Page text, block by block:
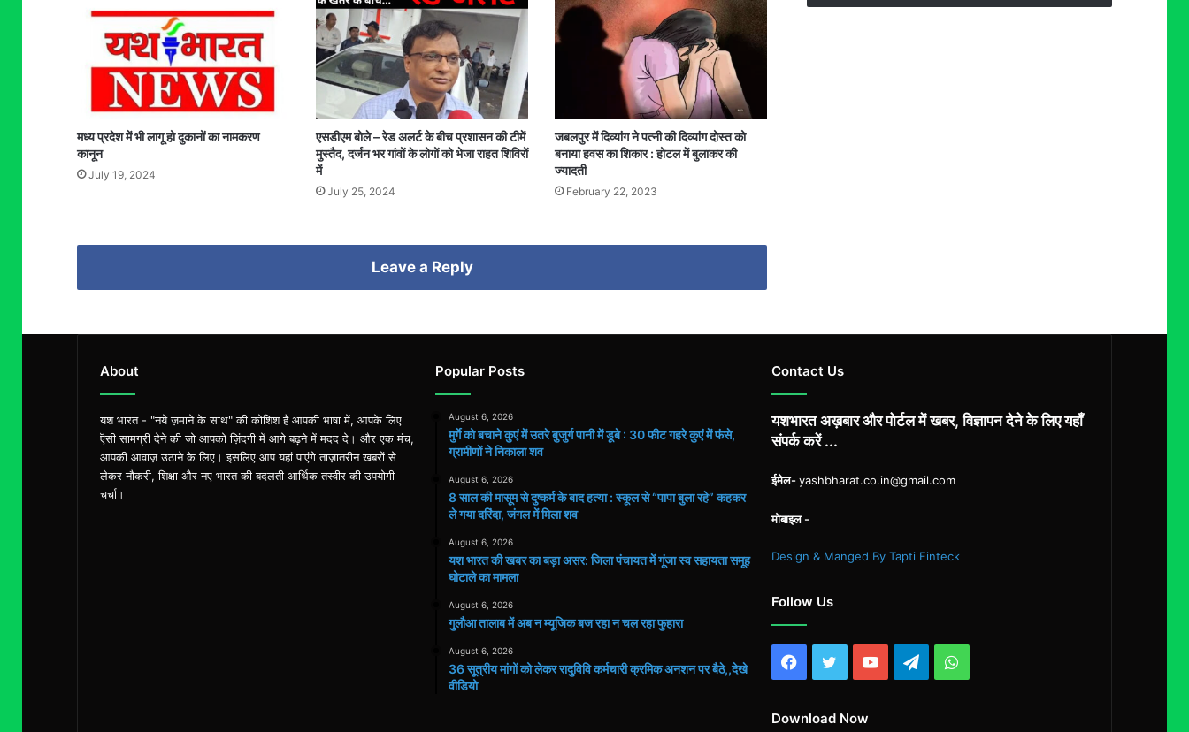
मध्य प्रदेश में भी लागू हो दुकानों का नामकरण
कानून
July 19, 2024
एसडीएम बोले – रेड अलर्ट के बीच प्रशासन की टीमें
मुस्तैद, दर्जन भर गांवों के लोगों को भेजा राहत शिविरों
में
July 25, 2024
जबलपुर में दिव्यांग ने पत्नी की दिव्यांग दोस्त को
बनाया हवस का शिकार : होटल में बुलाकर की
ज्यादती
February 22, 2023
Leave a Reply
About
यश भारत - "नये ज़माने के साथ" की कोशिश है आपकी भाषा में, आपके लिए
ऎसी सामग्री देने की जो आपको ज़िंदगी में आगे बढ़ने में मदद दे। और एक मंच,
आपकी आवाज़ उठाने के लिए। इसलिए आप यहां पाएंगे ताज़ातरीन खबरों से
लेकर नौकरी, शिक्षा और नए भारत की बदलती आर्थिक तस्वीर की उपयोगी
चर्चा।
Popular Posts
August 6, 2026
मुर्गे को बचाने कुएं में उतरे बुजुर्ग पानी में डूबे : 30 फीट गहरे कुएं में फंसे,
ग्रामीणों ने निकाला शव
August 6, 2026
8 साल की मासूम से दुष्कर्म के बाद हत्या : स्कूल से “पापा बुला रहे” कहकर
ले गया दरिंदा, जंगल में मिला शव
August 6, 2026
यश भारत की खबर का बड़ा असर: जिला पंचायत में गूंजा स्व सहायता समूह
घोटाले का मामला
August 6, 2026
गुलौआ तालाब में अब न म्यूजिक बज रहा न चल रहा फुहारा
August 6, 2026
36 सूत्रीय मांगों को लेकर रादुविवि कर्मचारी क्रमिक अनशन पर बैठे,,देखे
वीडियो
Contact Us
यशभारत अख़बार और पोर्टल में खबर, विज्ञापन देने के लिए यहाँ
संपर्क करें ...
ईमेल-yashbharat.co.in@gmail.com
मोबाइल -
Design & Manged By Tapti Finteck
Follow Us
Facebook
TwitterYouTubeTelegramWhatsApp
Download Now